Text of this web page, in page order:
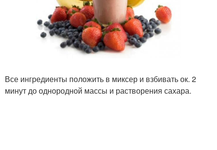
Все ингредиенты положить в миксер и взбивать ок. 2
минут до однородной массы и растворения сахара.